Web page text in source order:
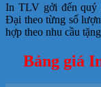
là:
400.000₫.
tại
là:
In TLV gởi đến quý
Đại theo từng số
hợp theo nhu cầu
Bảng giá